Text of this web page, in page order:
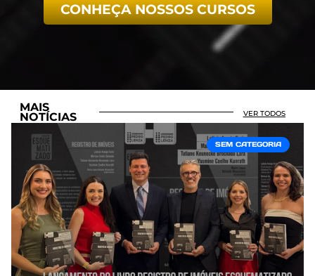
CONHEÇA NOSSOS CURSOS
MAIS
NOTÍCIAS VER TODOS
SEM CATEGORIA